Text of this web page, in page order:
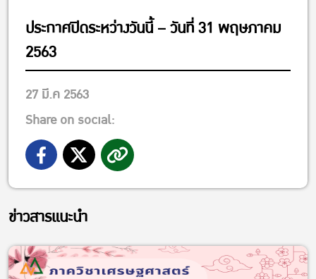
ประกาศปิดระหว่างวันนี้ – วันที่ 31 พฤษภาคม
2563
27 มี.ค 2563
Share on social:
ข่าวสารแนะนำ